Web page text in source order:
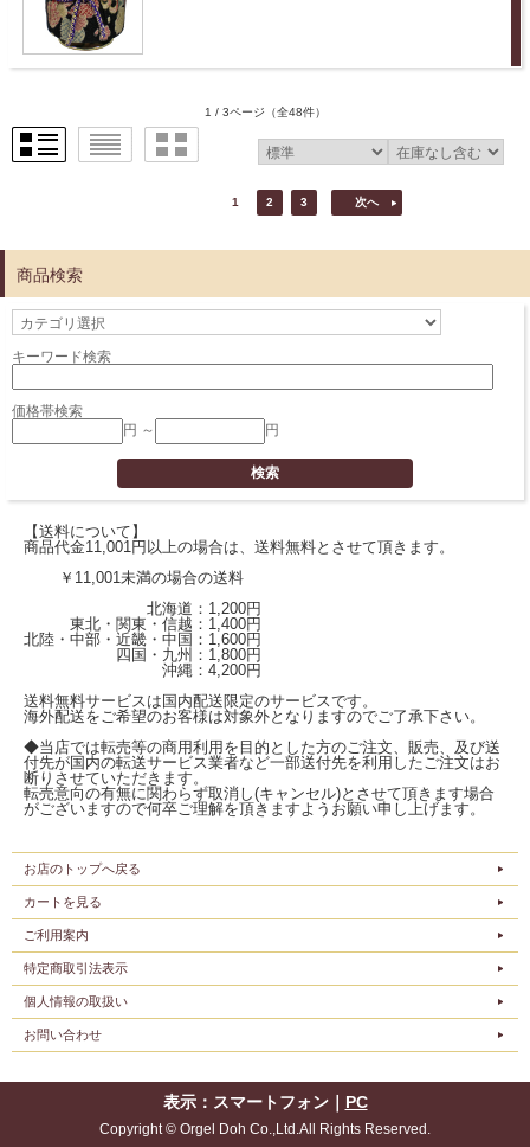
1 / 3ページ （全48件）
1 2 3 次へ
商品検索
キーワード検索
価格帯検索
円 ～
円
【送料について】
商品代金11,001円以上の場合は、送料無料とさせて頂きます。
￥11,001未満の場合の送料
北海道：1,200円
東北・関東・信越：1,400円
北陸・中部・近畿・中国：1,600円
四国・九州：1,800円
沖縄：4,200円
送料無料サービスは国内配送限定のサービスです。
海外配送をご希望のお客様は対象外となりますのでご了承下さい。
◆当店では転売等の商用利用を目的とした方のご注文、販売、及び送
付先が国内の転送サービス業者など一部送付先を利用したご注文はお
断りさせていただきます。
転売意向の有無に関わらず取消し(キャンセル)とさせて頂きます場合
がございますので何卒ご理解を頂きますようお願い申し上げます。
お店のトップへ戻る
カートを見る
ご利用案内
特定商取引法表示
個人情報の取扱い
お問い合わせ
表示：スマートフォン｜ PC
Copyright © Orgel Doh Co.,Ltd.All Rights Reserved.